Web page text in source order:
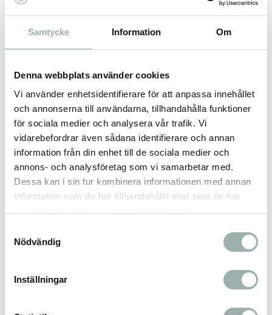
Samtycke Information Om
Denna webbplats använder cookies
Vi använder enhetsidentifierare för att anpassa innehållet
och annonserna till användarna, tillhandahålla funktioner
för sociala medier och analysera vår trafik. Vi
vidarebefordrar även sådana identifierare och annan
information från din enhet till de sociala medier och
annons- och analysföretag som vi samarbetar med.
Dessa kan i sin tur kombinera informationen med annan
information som du har tillhandahållit eller som de har
Nödvändig
Inställningar
Spännet är enkelt att öppna och har
säkerhetslås.
Kan användas både som ett vanligt
Slitstark.
Storlek: L (se bilder för storleksguide)
Färg: Turkos
Material: 100% POLYAMIDE
Omdömen